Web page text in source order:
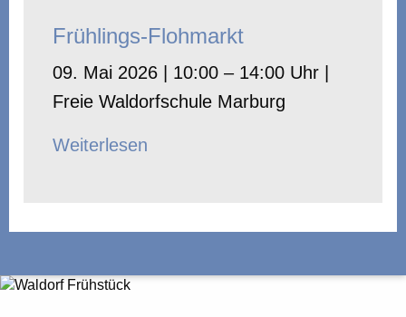
Frühlings-Flohmarkt
09. Mai 2026 | 10:00 – 14:00 Uhr |
Freie Waldorfschule Marburg
Weiterlesen